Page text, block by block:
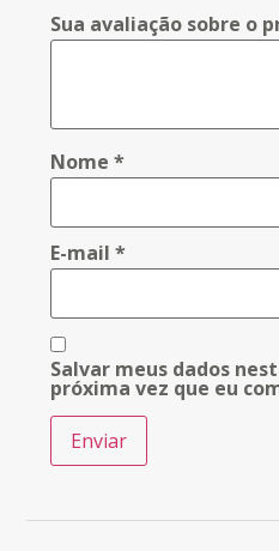
Sua avaliação sobre o
Nome*
E-mail*
Salvar meus dados
próxima vez que eu